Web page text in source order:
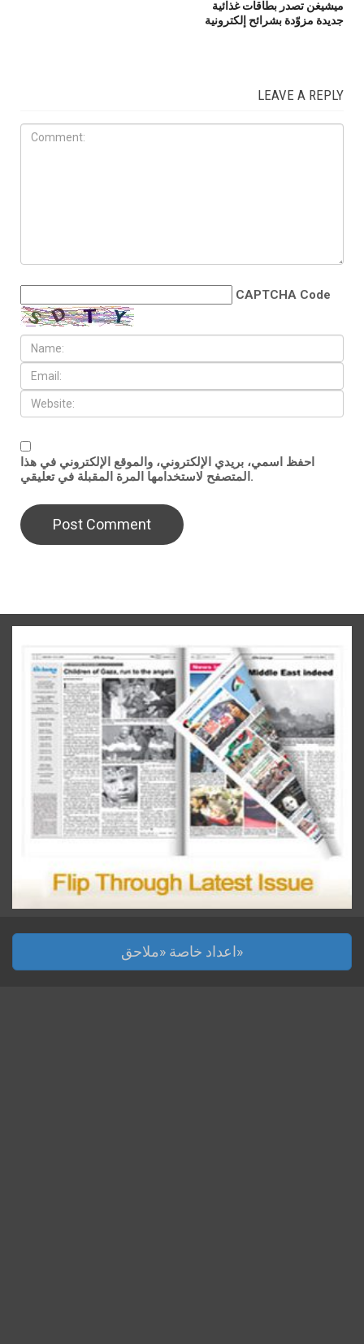
ميشيغن تصدر بطاقات غذائية
جديدة مزوّدة بشرائح إلكترونية
LEAVE A REPLY
CAPTCHA Code
احفظ اسمي، بريدي الإلكتروني، والموقع الإلكتروني في هذا
المتصفح لاستخدامها المرة المقبلة في تعليقي.
اعداد خاصة «ملاحق»